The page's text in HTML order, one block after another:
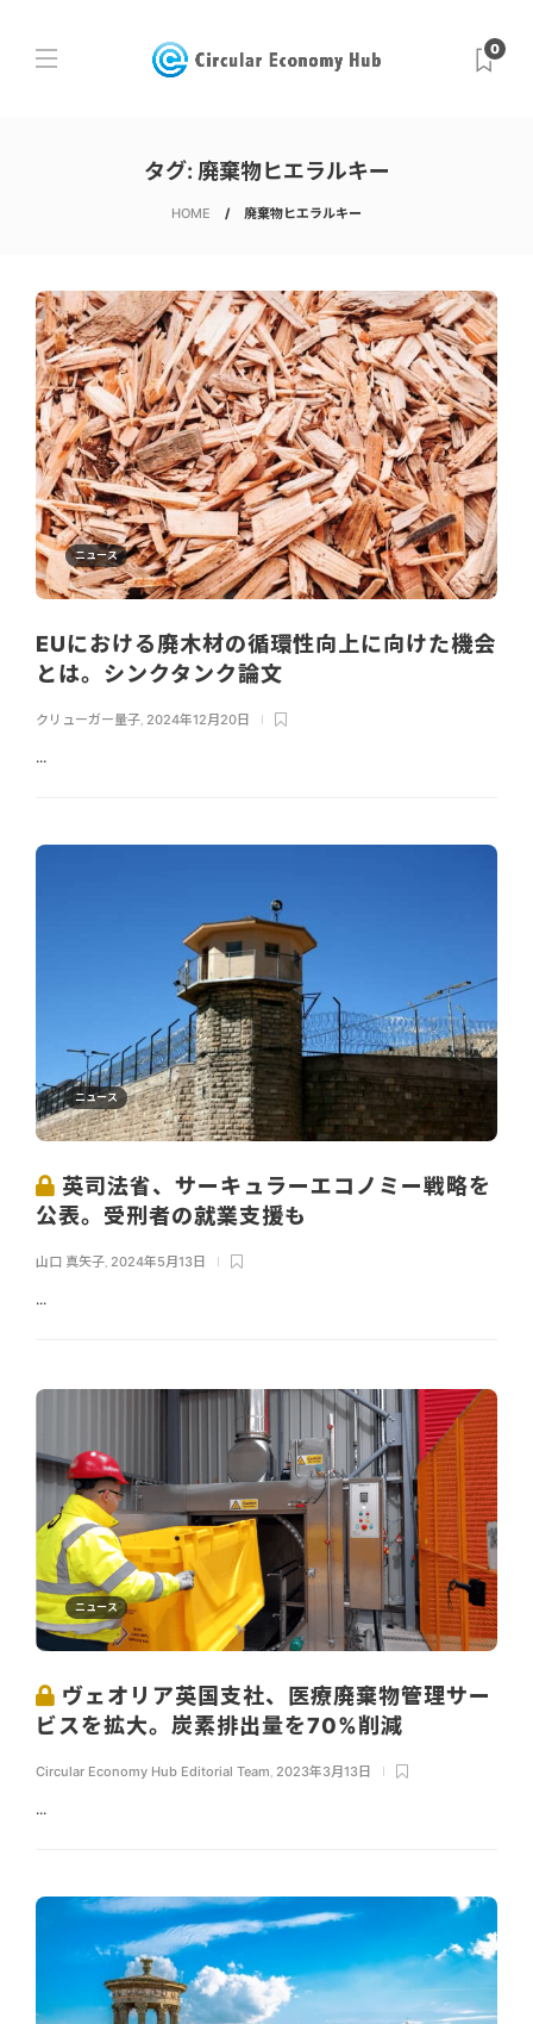
0
タグ: 廃棄物ヒエラルキー
HOME 廃棄物ヒエラルキー
ニュース
EUにおける廃木材の循環性向上に向けた機会
とは。シンクタンク論文
クリューガー量子 2024年12月20日
...
ニュース
英司法省、サーキュラーエコノミー戦略を
公表。受刑者の就業支援も
山口 真矢子, 2024年5月13日
...
ニュース
ヴェオリア英国支社、医療廃棄物管理サー
ビスを拡大。炭素排出量を70%削減
Circular Economy Hub Editorial Team 2023年3月13日
...